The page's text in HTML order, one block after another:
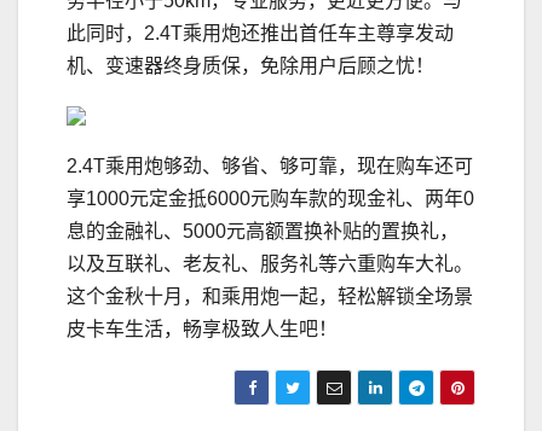
此同时，2.4T乘用炮还推出首任车主尊享发动
机、变速器终身质保，免除用户后顾之忧！
2.4T乘用炮够劲、够省、够可靠，现在购车还可
享1000元定金抵6000元购车款的现金礼、两年0
息的金融礼、5000元高额置换补贴的置换礼，
以及互联礼、老友礼、服务礼等六重购车大礼。
这个金秋十月，和乘用炮一起，轻松解锁全场景
皮卡车生活，畅享极致人生吧！